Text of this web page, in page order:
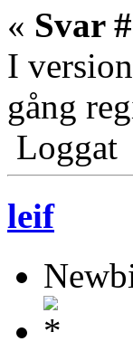
« Svar
I
gång
Loggat
leif